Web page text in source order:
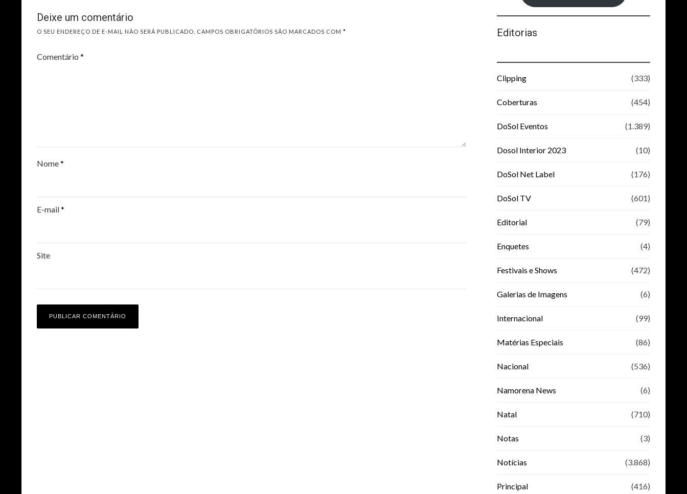
Deixe um comentário
O SEU ENDEREÇO DE E-MAIL NÃO SERÁ PUBLICADO. CAMPOS OBRIGATÓRIOS SÃO MARCADOS COM *
Comentário *
Nome*
E-mail*
Site
Editorias
Clipping (333)
Coberturas (454)
DoSol Eventos (1.389)
Dosol Interior 2023 (10)
DoSol Net Label (176)
DoSol TV (601)
Editorial (79)
Enquetes (4)
Festivais e Shows (472)
Galerias de Imagens (6)
Internacional (99)
Matérias Especiais (86)
Nacional (536)
Namorena News (6)
Natal (710)
Notas (3)
Notícias (3.868)
Principal (416)